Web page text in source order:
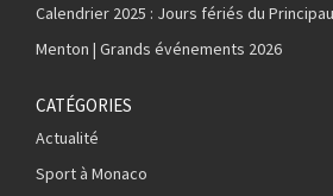
Calendrier 2025 : Jours fériés du
Menton | Grands événements 2026
CATÉGORIES
Actualité
Sport à Monaco